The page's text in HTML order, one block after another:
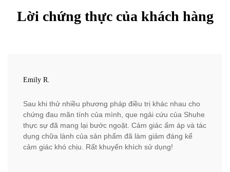
Lời chứng thực của khách hàng
Emily R.
Sau khi thử nhiều phương pháp điều trị khác nhau cho
chứng đau mãn tính của mình, que ngải cứu của Shuhe
thực sự đã mang lại bước ngoặt. Cảm giác ấm áp và tác
dụng chữa lành của sản phẩm đã làm giảm đáng kể
cảm giác khó chịu. Rất khuyến khích sử dụng!